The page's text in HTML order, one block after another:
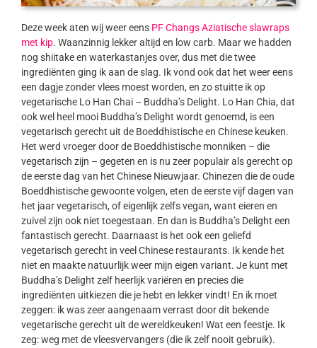
Deze week aten wij weer eens PF Changs Aziatische slawraps
met kip. Waanzinnig lekker altijd en low carb. Maar we hadden
nog shiitake en waterkastanjes over, dus met die twee
ingrediënten ging ik aan de slag. Ik vond ook dat het weer eens
een dagje zonder vlees moest worden, en zo stuitte ik op
vegetarische Lo Han Chai – Buddha’s Delight. Lo Han Chia, dat
ook wel heel mooi Buddha’s Delight wordt genoemd, is een
vegetarisch gerecht uit de Boeddhistische en Chinese keuken.
Het werd vroeger door de Boeddhistische monniken – die
vegetarisch zijn – gegeten en is nu zeer populair als gerecht op
de eerste dag van het Chinese Nieuwjaar. Chinezen die de oude
Boeddhistische gewoonte volgen, eten de eerste vijf dagen van
het jaar vegetarisch, of eigenlijk zelfs vegan, want eieren en
zuivel zijn ook niet toegestaan. En dan is Buddha’s Delight een
fantastisch gerecht. Daarnaast is het ook een geliefd
vegetarisch gerecht in veel Chinese restaurants. Ik kende het
niet en maakte natuurlijk weer mijn eigen variant. Je kunt met
Buddha’s Delight zelf heerlijk variëren en precies die
ingrediënten uitkiezen die je hebt en lekker vindt! En ik moet
zeggen: ik was zeer aangenaam verrast door dit bekende
vegetarische gerecht uit de wereldkeuken! Wat een feestje. Ik
zeg: weg met de vleesvervangers (die ik zelf nooit gebruik).